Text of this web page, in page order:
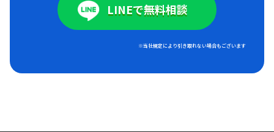
LINEで無料相談
※当社規定により引き取れない場合もございます